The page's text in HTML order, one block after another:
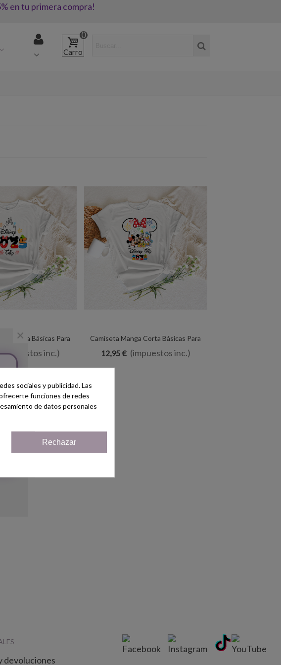
en tu primera compra!
Carro
0
Vista Rápida
Corta Básicas Para
- "Disney 2025 Trip" -
- Disneyland París
inc.)
Vista Rápida
Camiseta Manga Corta Básicas Para
Toda La Familia - "Disney 2025 Tryp" -
100% Algodón - Regalo
12,95 € (impuestos inc.)
devoluciones
×
sociales y publicidad. Las
funciones de redes
de datos personales
Rechazar